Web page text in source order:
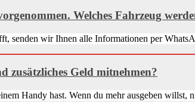
Welches Fahrzeug
senden wir Ihnen alle Informationen per
zusätzliches Geld mitnehmen?
Handy hast. Wenn du mehr ausgeben willst,